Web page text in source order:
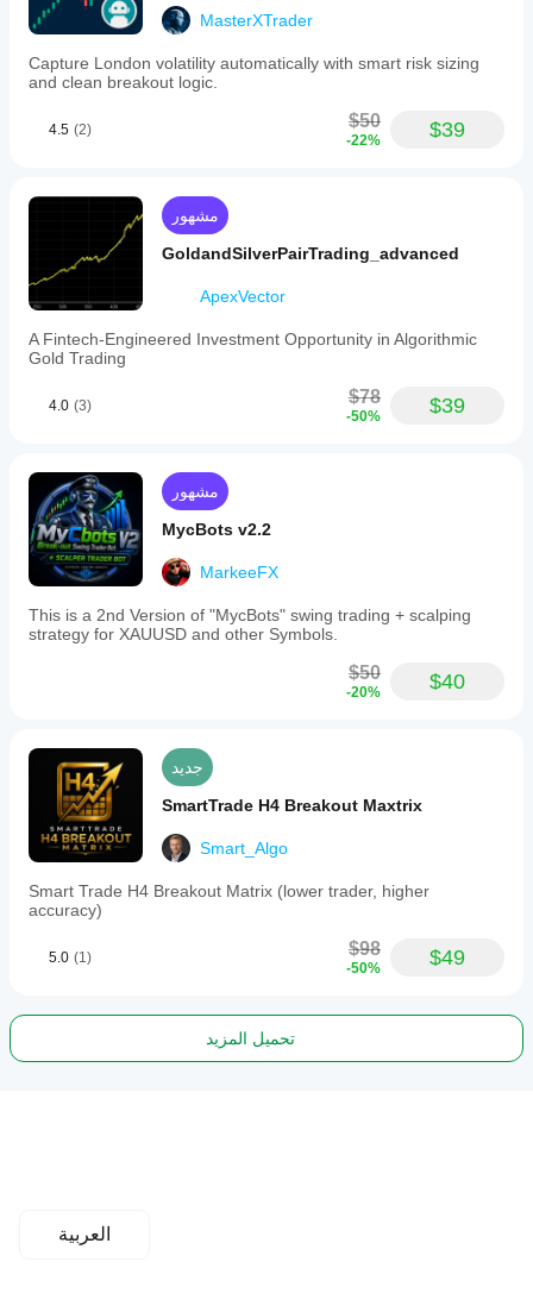
MasterXTrader
Capture London volatility automatically with smart risk sizing
and clean breakout logic.
4.5 (2) $50
-22% $39
مشهور
GoldandSilverPairTrading_advanced
ApexVector
A Fintech-Engineered Investment Opportunity in Algorithmic
Gold Trading
4.0 (3) $78
-50% $39
مشهور
MycBots v2.2
MarkeeFX
This is a 2nd Version of "MycBots" swing trading + scalping
strategy for XAUUSD and other Symbols.
$50
-20% $40
جديد
SmartTrade H4 Breakout Maxtrix
Smart_Algo
Smart Trade H4 Breakout Matrix (lower trader, higher
accuracy)
5.0 (1) $98
-50% $49
تحميل المزيد
العربية